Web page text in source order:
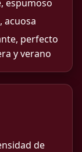
espumoso
acuosa
perfecto
y verano
de